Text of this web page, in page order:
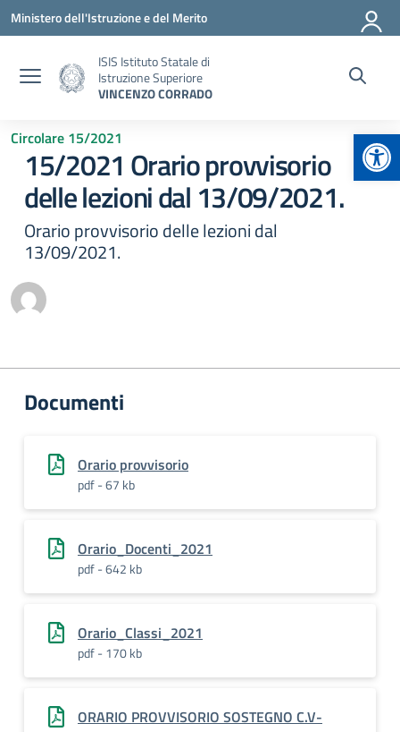
Vai ai contenuti
Vai al menu di navigazione
Vai al footer
Ministero dell'Istruzione e del Merito
ISIS Istituto Statale di
Istruzione Superiore
VINCENZO CORRADO
Circolare 15/2021
15/2021 Orario provvisorio
delle lezioni dal 13/09/2021.
Orario provvisorio delle lezioni dal
13/09/2021.
Documenti
Orario provvisorio
pdf - 67 kb
Orario_Docenti_2021
pdf - 642 kb
Orario_Classi_2021
pdf - 170 kb
ORARIO PROVVISORIO SOSTEGNO C.V-